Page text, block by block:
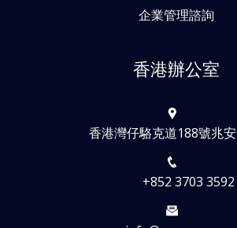
企業管理諮詢
香港辦公室
香港灣仔駱克道188號兆
+852 3703 3592